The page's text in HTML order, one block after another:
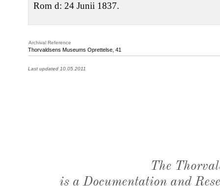
Rom d: 24 Junii 1837.
Archival Reference
Thorvaldsens Museums Oprettelse, 41
Last updated 10.05.2011
The
is a Documentation and